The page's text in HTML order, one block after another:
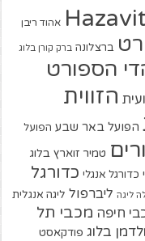
Hazavit אהוד ריבן
ברצלונה ברק קורן בלוג
הספורט
הזווית
הפועל באר שבע הפועל
טמיר זוארץ בלוג
כדורגל אנגלי כדורגל
ליגה ליברפול ליגה אנגלית
חיפה מכבי תל
בלוג פודקאסט